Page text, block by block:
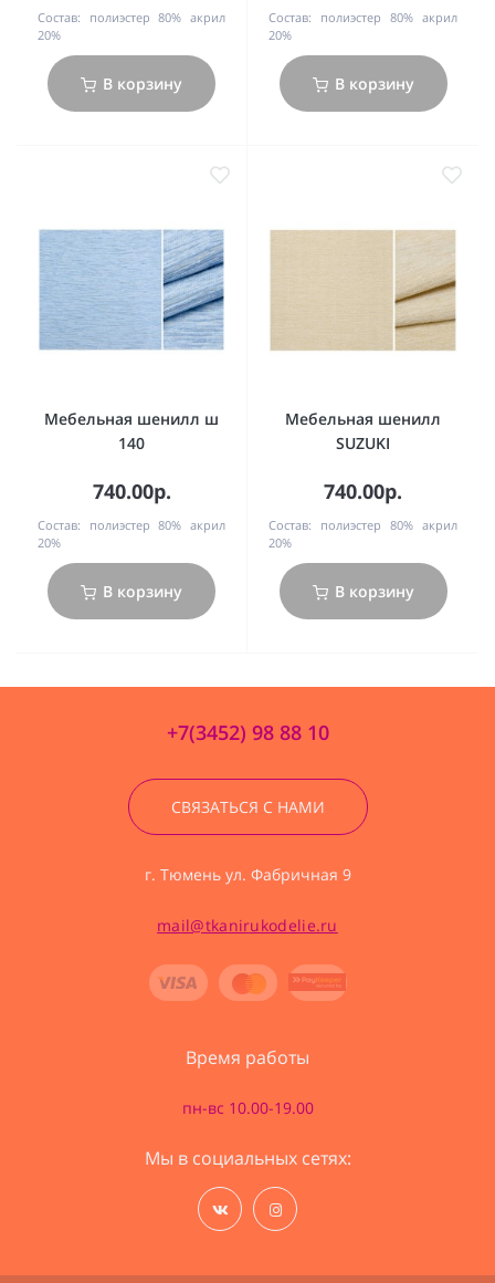
Состав:
полиэстер 80% акрил
20%
В корзину
Состав:
полиэстер 80% акрил
20%
В корзину
Мебельная шенилл ш
140
740.00р.
Состав:
полиэстер 80% акрил
20%
В корзину
Мебельная шенилл
SUZUKI
740.00р.
Состав:
полиэстер 80% акрил
20%
В корзину
+7(3452) 98 88 10
СВЯЗАТЬСЯ С НАМИ
г. Тюмень ул. Фабричная 9
mail@tkanirukodelie.ru
Время работы
пн-вс 10.00-19.00
Мы в социальных сетях: